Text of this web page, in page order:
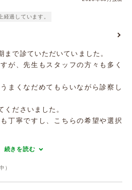
経過しています。
まで診ていただいていました。
が、先生もスタッフの方々も多く
まくなだめてもらいながら診察し
くださいました。
丁寧ですし、こちらの希望や選択
続きを読む
）